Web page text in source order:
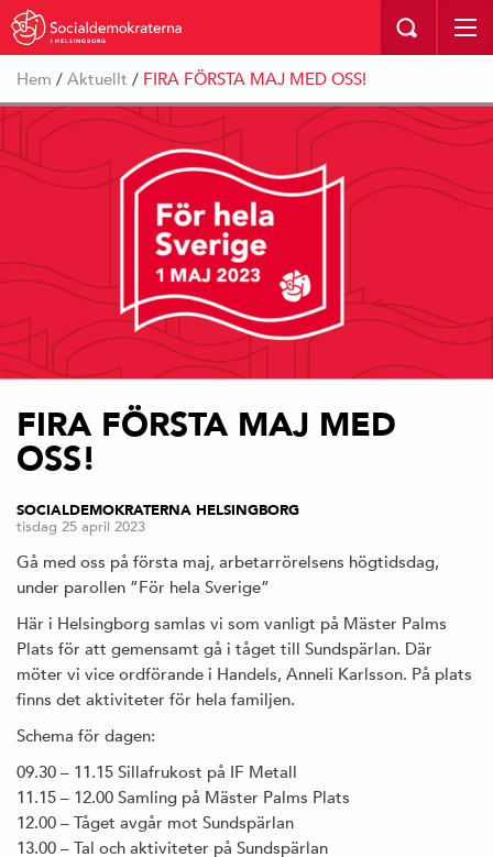
I HELSINGBORG
Hem / Aktuellt / FIRA FÖRSTA MAJ MED OSS!
FIRA FÖRSTA MAJ MED
OSS!
SOCIALDEMOKRATERNA HELSINGBORG
tisdag 25 april 2023
Gå med oss på första maj, arbetarrörelsens högtidsdag,
under parollen ”För hela Sverige”
Här i Helsingborg samlas vi som vanligt på Mäster Palms
Plats för att gemensamt gå i tåget till Sundspärlan. Där
möter vi vice ordförande i Handels, Anneli Karlsson. På plats
finns det aktiviteter för hela familjen.
Schema för dagen:
09.30 – 11.15 Sillafrukost på IF Metall
11.15 – 12.00 Samling på Mäster Palms Plats
12.00 – Tåget avgår mot Sundspärlan
13.00 – Tal och aktiviteter på Sundspärlan